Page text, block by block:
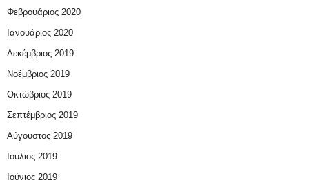
Φεβρουάριος 2020
Ιανουάριος 2020
Δεκέμβριος 2019
Νοέμβριος 2019
Οκτώβριος 2019
Σεπτέμβριος 2019
Αύγουστος 2019
Ιούλιος 2019
Ιούνιος 2019